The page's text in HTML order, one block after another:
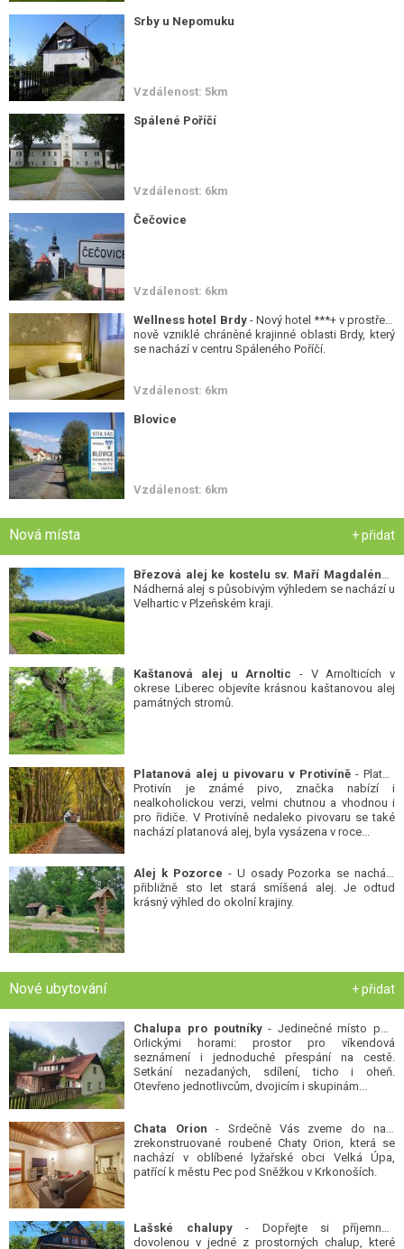
Srby u Nepomuku
Vzdálenost: 5km
Spálené Poříčí
Vzdálenost: 6km
Čečovice
Vzdálenost: 6km
Wellness hotel Brdy- Nový hotel ***+ v prostředí
nově vzniklé chráněné krajinné oblasti Brdy, který
se nachází v centru Spáleného Poříčí.
Vzdálenost: 6km
Blovice
Vzdálenost: 6km
Nová místa + přidat
Březová alej ke kostelu sv. Maří Magdalény-
Nádherná alej s působivým výhledem se nachází u
Velhartic v Plzeňském kraji.
Kaštanová alej u Arnoltic - V Arnolticích v
okrese Liberec objevíte krásnou kaštanovou alej
památných stromů.
Platanová alej u pivovaru v Protivíně - Platan
Protivín je známé pivo, značka nabízí i
nealkoholickou verzi, velmi chutnou a vhodnou i
pro řidiče. V Protivíně nedaleko pivovaru se také
nachází platanová alej, byla vysázena v roce...
Alej k Pozorce - U osady Pozorka se nachází
přibližně sto let stará smíšená alej. Je odtud
krásný výhled do okolní krajiny.
Nové ubytování + přidat
Chalupa pro poutníky- Jedinečné místo pod
Orlickými horami: prostor pro víkendová
seznámení i jednoduché přespání na cestě.
Setkání nezadaných, sdílení, ticho i oheň.
Otevřeno jednotlivcům, dvojicím i skupinám...
Chata Orion - Srdečně Vás zveme do naší
zrekonstruované roubené Chaty Orion, která se
nachází v oblíbené lyžařské obci Velká Úpa,
patřící k městu Pec pod Sněžkou v Krkonoších.
Lašské chalupy- Dopřejte si příjemnou
dovolenou v jedné z prostorných chalup, které